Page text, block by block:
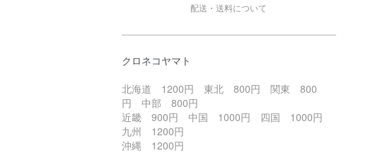
配送・送料について
クロネコヤマト
北海道 1200円 東北 800円 関東 800
円 中部 800円
近畿 900円 中国 1000円 四国 1000円
九州 1200円
沖縄 1200円